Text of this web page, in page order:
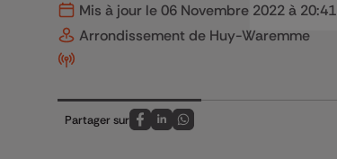
Mis à jour le 06 Novembre 2022 à 20:41
Arrondissement de Huy-Waremme
Partager sur
Partagez sur FaceBook
Partagez sur LinkedIn
Partagez sur Whatsapp